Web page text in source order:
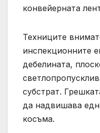
конвейерната
Техниците
инспекционните
дебелината,
субстрат.
да надвишава
косъма.